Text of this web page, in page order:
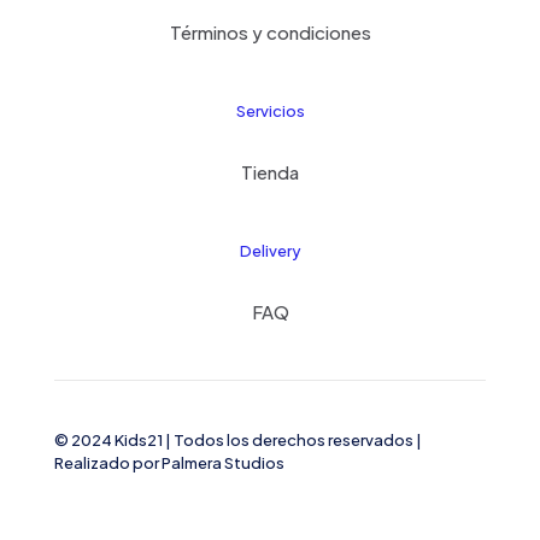
Términos y condiciones
Servicios
Tienda
Delivery
FAQ
© 2024 Kids21 | Todos los derechos reservados |
Realizado porPalmera Studios